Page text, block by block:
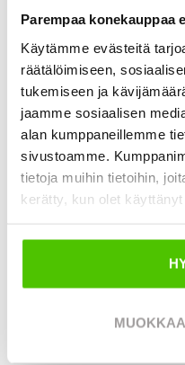
Parempaa konekauppaa
Käytämme evästeitä
räätälöimiseen,
tukemiseen ja
jaamme sosiaalisen
alan kumppaneillemme
sivustoamme.
tietoja muihin tietoihin,
kerätty, kun olet käyttänyt
lisälaitteille
Honkajoki Works,
Works, on suomalainen
korkealaatuisia
Yritys on erikoistunut
testattujen ratkaisujen
Valikoimaan kuuluvat
tuotteet tunnetaan